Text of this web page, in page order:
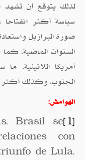
لذلك يتوقع أن تشهد
سياسة أكثر انفتاحا
صورة البرازيل
السنوات الماضية، كما
أمريكا اللاتينية،
الجنوب، وكذلك أكثر
الهوامش:
[1]
Brasil se
con
de Lula,